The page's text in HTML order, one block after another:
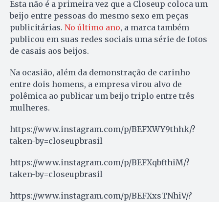
Esta não é a primeira vez que a Closeup coloca um
beijo entre pessoas do mesmo sexo em peças
publicitárias. No último ano, a marca também
publicou em suas redes sociais uma série de fotos
de casais aos beijos.
Na ocasião, além da demonstração de carinho
entre dois homens, a empresa virou alvo de
polêmica ao publicar um beijo triplo entre três
mulheres.
https://www.instagram.com/p/BEFXWY9thhk/?
taken-by=closeupbrasil
https://www.instagram.com/p/BEFXqbfthiM/?
taken-by=closeupbrasil
https://www.instagram.com/p/BEFXxsTNhiV/?